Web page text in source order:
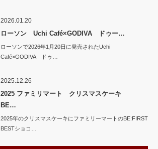
2026.01.20
ローソン Uchi Café×GODIVA ドゥー…
ローソンで2026年1月20日に発売されたUchi
Café×GODIVA ドゥ…
2025.12.26
2025 ファミリマート クリスマスケーキ
BE…
2025年のクリスマスケーキにファミリーマートのBE:FIRST
BESTショコ…